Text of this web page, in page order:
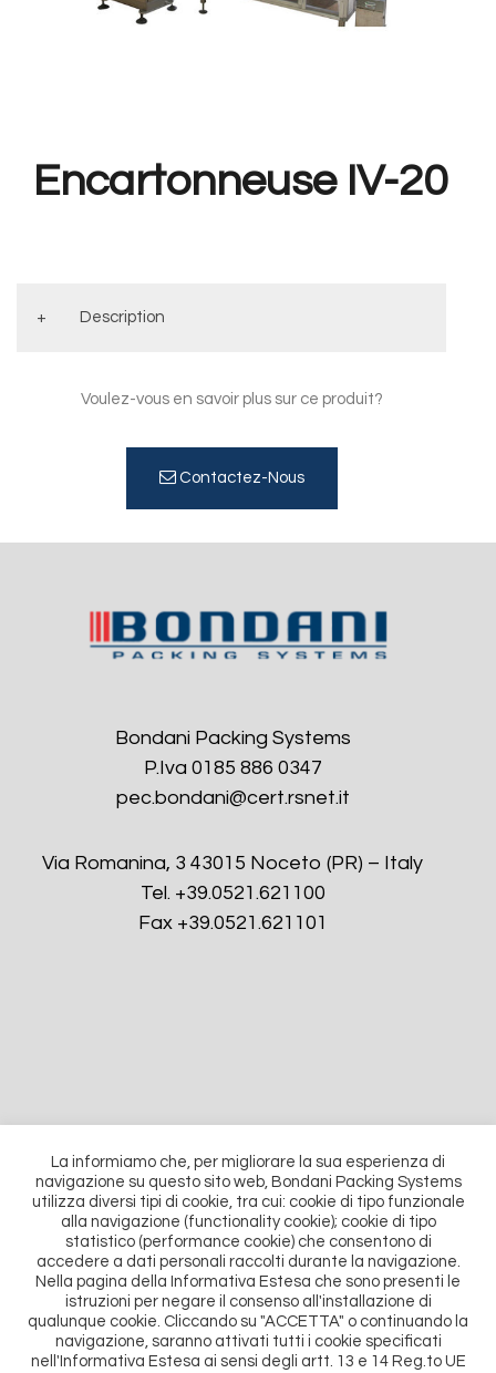
Encartonneuse IV-20
Description
Voulez-vous en savoir plus sur ce produit?
Contactez-Nous
Bondani Packing Systems
P.Iva 0185 886 0347
pec.bondani@cert.rsnet.it
Via Romanina, 3 43015 Noceto (PR) – Italy
Tel. +39.0521.621100
Fax +39.0521.621101
CONTACTEZ NOUS
Formulaire de contact
La informiamo che, per migliorare la sua esperienza di
navigazione su questo sito web, Bondani Packing Systems
utilizza diversi tipi di cookie, tra cui: cookie di tipo funzionale
alla navigazione (functionality cookie); cookie di tipo
statistico (performance cookie) che consentono di
accedere a dati personali raccolti durante la navigazione.
Nella pagina della Informativa Estesa che sono presenti le
istruzioni per negare il consenso all'installazione di
qualunque cookie. Cliccando su "ACCETTA" o continuando la
navigazione, saranno attivati tutti i cookie specificati
nell'Informativa Estesa ai sensi degli artt. 13 e 14 Reg.to UE